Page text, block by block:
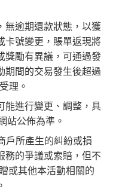
無逾期還款狀態，以獲
卡號變更，賬單返現將
獎勵有異議，可通過發
期間的交易發生後超過
理。
能進行變更、調整，具
站公佈為準。
戶所產生的糾紛或損
務的爭議或索賠，但不
或其他本活動相關的